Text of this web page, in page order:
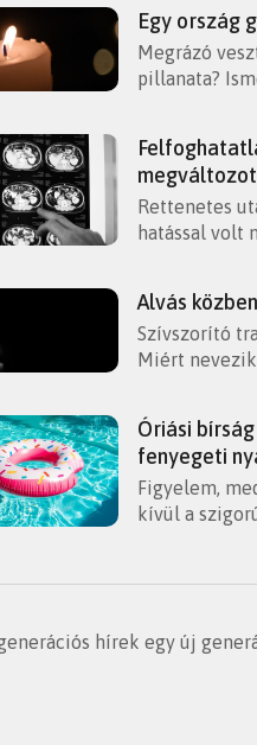
Egy ország
Megrázó
pillanata?
Rettenetes
hatással volt
Alvás
Szívszorító
Miért
Óriási
fenyegeti
Figyelem,
kívül a
hírek egy új